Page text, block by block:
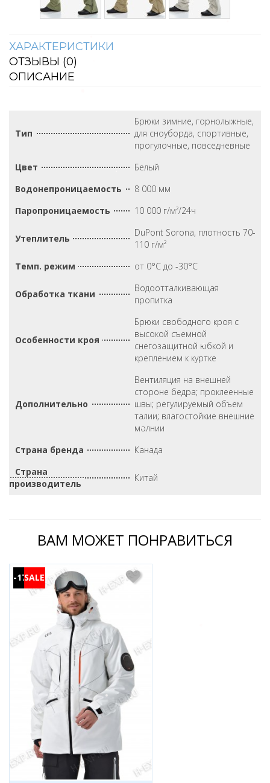
ХАРАКТЕРИСТИКИ
ОТЗЫВЫ (0)
ОПИСАНИЕ
Тип
Брюки зимние, горнолыжные,
для сноуборда, спортивные,
прогулочные, повседневные
Цвет
Белый
Водонепроницаемость
8 000 мм
Паропроницаемость
10 000 г/м²/24ч
Утеплитель
DuPont Sorona, плотность 70-
110 г/м²
Темп. режим
от 0°С до -30°С
Обработка ткани
Водоотталкивающая
пропитка
Особенности кроя
Брюки свободного кроя с
высокой съемной
снегозащитной юбкой и
креплением к куртке
Дополнительно
Вентиляция на внешней
стороне бедра; проклеенные
швы; регулируемый объем
талии; влагостойкие внешние
молнии
Страна бренда
Канада
Страна
производитель
Китай
ВАМ МОЖЕТ ПОНРАВИТЬСЯ
-17%